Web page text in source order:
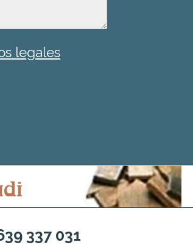
legales
337 031